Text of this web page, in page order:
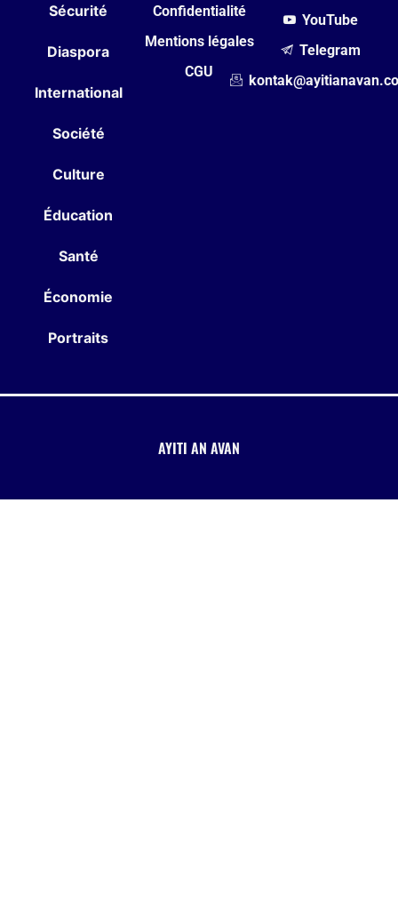
Sécurité
Diaspora
International
Société
Culture
Éducation
Santé
Économie
Portraits
Confidentialité
Mentions légales
CGU
YouTube
Telegram
AYITI AN AVAN